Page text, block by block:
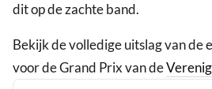
dit op de zachte band.
Bekijk de volledige uitslag van de
voor de Grand Prix van de